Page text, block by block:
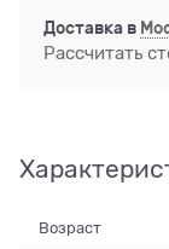
Доставка в
Рассчитать
Возраст